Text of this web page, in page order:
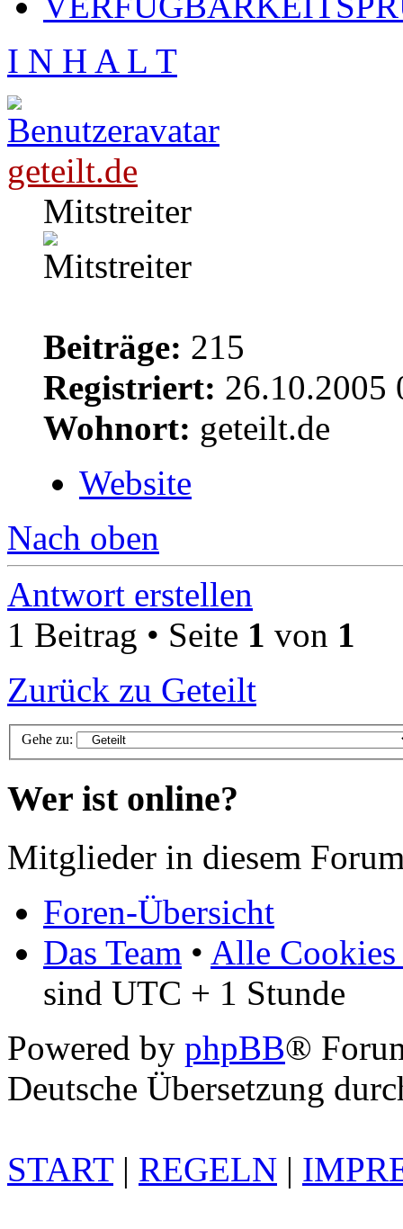
I N H A L T
geteilt.de
Mitstreiter
Beiträge: 215
Registriert: 26.10.2005
Wohnort: geteilt.de
Website
Nach oben
Antwort erstellen
1 Beitrag • Seite 1 von 1
Zurück zu Geteilt
Gehe zu:
Wer ist online?
Mitglieder in diesem
Foren-Übersicht
Das Team • Alle Cookies
sind UTC + 1 Stunde
Powered by phpBB®
Deutsche Übersetzung
START| REGELN |